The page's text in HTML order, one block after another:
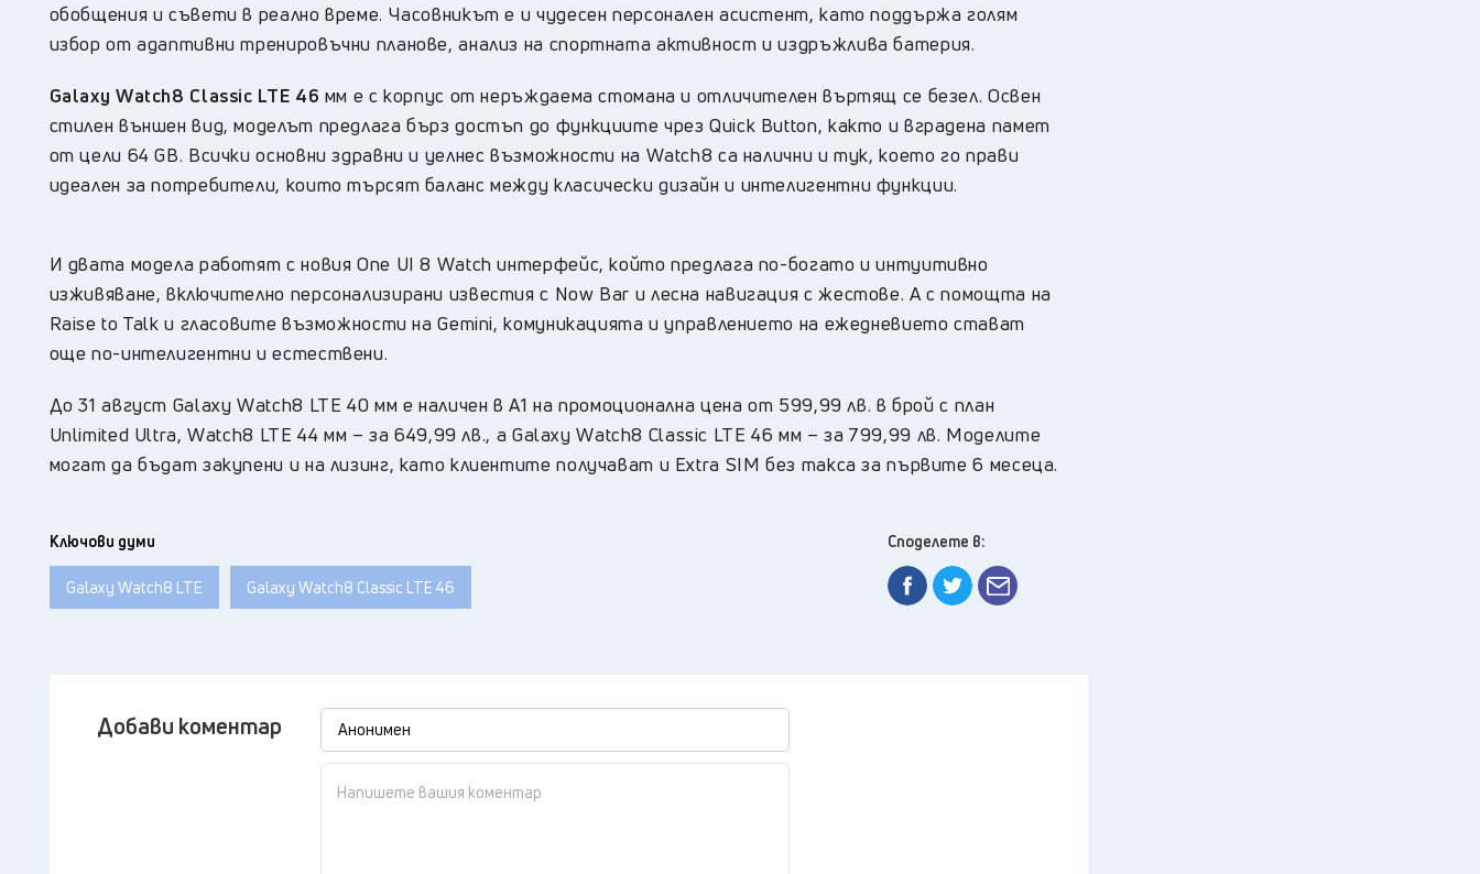
обобщения и съвети в реално време. Часовникът е и чудесен персонален асистент, като поддържа голям
избор от адаптивни тренировъчни планове, анализ на спортната активност и издръжлива батерия.
Galaxy Watch8 Classic LTE 46 мм е с корпус от неръждаема стомана и отличителен въртящ се безел. Освен
стилен външен вид, моделът предлага бърз достъп до функциите чрез Quick Button, както и вградена памет
от цели 64 GB. Всички основни здравни и уелнес възможности на Watch8 са налични и тук, което го прави
идеален за потребители, които търсят баланс между класически дизайн и интелигентни функции.
И двата модела работят с новия One UI 8 Watch интерфейс, който предлага по-богато и интуитивно
изживяване, включително персонализирани известия с Now Bar и лесна навигация с жестове. А с помощта на
Raise to Talk и гласовите възможности на Gemini, комуникацията и управлението на ежедневието стават
още по-интелигентни и естествени.
До 31 август Galaxy Watch8 LTE 40 мм е наличен в А1 на промоционална цена от 599,99 лв. в брой с план
Unlimited Ultra, Watch8 LTE 44 мм – за 649,99 лв., а Galaxy Watch8 Classic LTE 46 мм – за 799,99 лв. Моделите
могат да бъдат закупени и на лизинг, като клиентите получават и Extra SIM без такса за първите 6 месеца.
Ключови думи
Galaxy Watch8 LTE Galaxy Watch8 Classic LTE 46
Споделете в:
Добави коментар